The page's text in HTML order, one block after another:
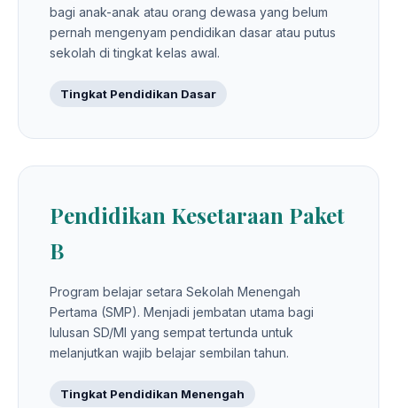
bagi anak-anak atau orang dewasa yang belum
pernah mengenyam pendidikan dasar atau putus
sekolah di tingkat kelas awal.
Tingkat Pendidikan Dasar
Pendidikan Kesetaraan Paket
B
Program belajar setara Sekolah Menengah
Pertama (SMP). Menjadi jembatan utama bagi
lulusan SD/MI yang sempat tertunda untuk
melanjutkan wajib belajar sembilan tahun.
Tingkat Pendidikan Menengah